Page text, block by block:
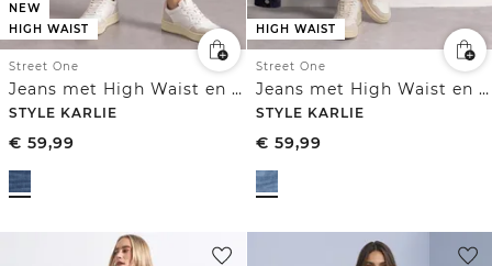
NEW
HIGH WAIST
Street One
Jeans met High Waist en wijd uitlopende pijpen in een Loose Fit-pasvorm
STYLE KARLIE
€ 59,99
HIGH WAIST
Street One
Jeans met High Waist en wijd uitlopende pijpen in een Loose Fit pasvorm
STYLE KARLIE
€ 59,99